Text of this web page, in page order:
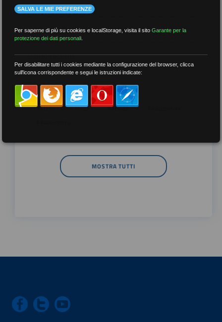
più recenti
meno recenti
per tag
##DS ##FGU ##Gilda
MOSTRA TUTTI
SALVA LE MIE PREFERENZE
Per saperne di più su cookies e localStorage, visita il sitoGarante per la
protezione dei dati personali
Per disabilitare tutti i cookies mediante la configurazione del browser, clicca
sull'icona corrispondente e segui le istruzioni indicate: